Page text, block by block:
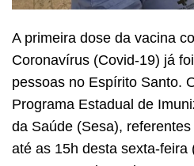
A primeira dose da vacina
Coronavírus (Covid-19) já
pessoas no Espírito Santo.
Programa Estadual de
da Saúde (Sesa),
até as 15h desta sexta-feira